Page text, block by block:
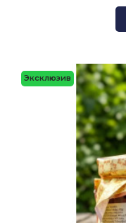
Эксклюзив